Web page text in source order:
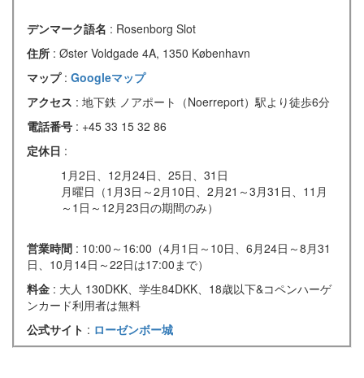
デンマーク語名 : Rosenborg Slot
住所 : Øster Voldgade 4A, 1350 København
マップ : Googleマップ
アクセス : 地下鉄 ノアポート（Noerreport）駅より徒歩6分
電話番号 : +45 33 15 32 86
定休日 :
1月2日、12月24日、25日、31日
月曜日（1月3日～2月10日、2月21～3月31日、11月
～1日～12月23日の期間のみ）
営業時間 : 10:00～16:00（4月1日～10日、6月24日～8月31
日、10月14日～22日は17:00まで）
料金 : 大人 130DKK、学生84DKK、18歳以下&コペンハーゲ
ンカード利用者は無料
公式サイト : ローゼンボー城